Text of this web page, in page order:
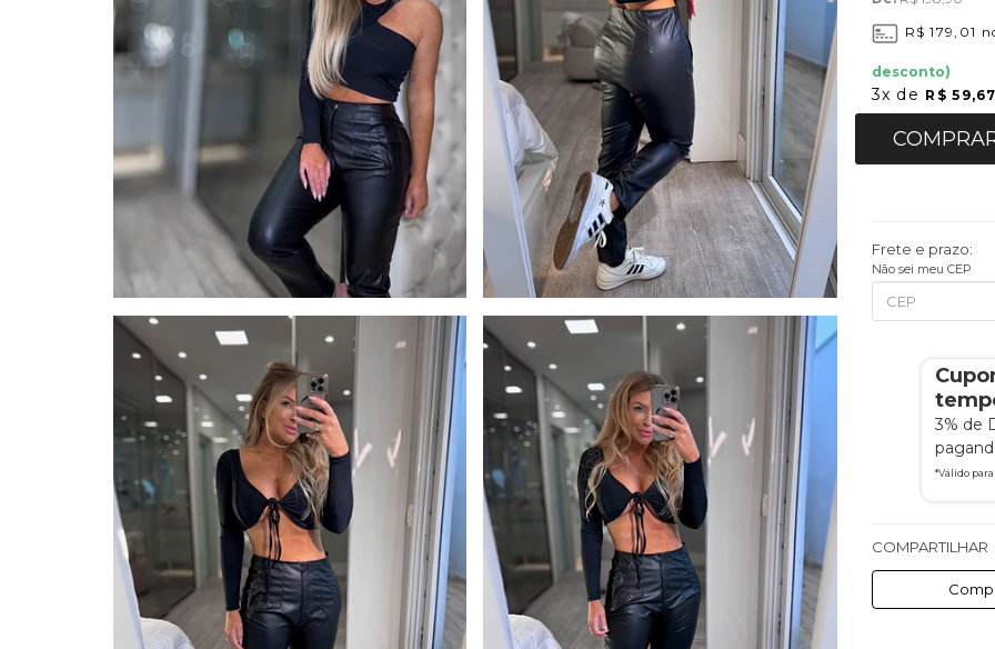
R$ 179,01
desconto)
3x de R$ 59,67
Frete e prazo:
Não sei meu CEP
3% de
*Válido
COMPARTILHAR